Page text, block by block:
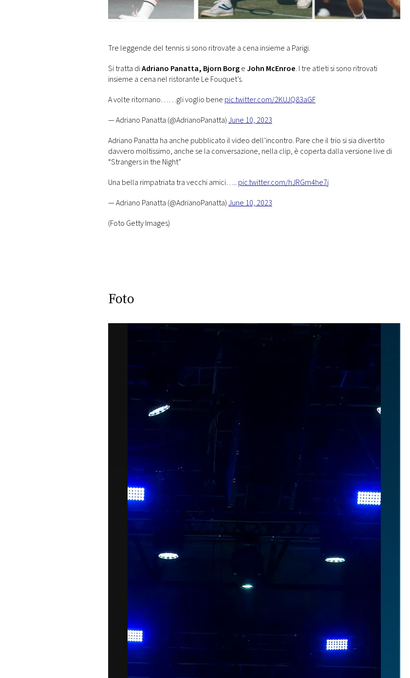
DI
MONACO
RMC
CONSIGLIA
Tre leggende del tennis si sono ritrovate a cena insieme a Parigi.
Si tratta diAdriano Panatta, Bjorn BorgeJohn McEnroe. I tre atleti si sono ritrovati
insieme a cena nel ristorante Le Fouquet’s.
A volte ritornano……gli voglio bene pic.twitter.com/2KUJQ83aGF
— Adriano Panatta (@AdrianoPanatta)June 10, 2023
Adriano Panatta ha anche pubblicato il video dell’incontro. Pare che il trio si sia divertito
davvero moltissimo, anche se la conversazione, nella clip, è coperta dalla versione live di
“Strangers in the Night”
Una bella rimpatriata tra vecchi amici….. pic.twitter.com/hJRGm4he7j
— Adriano Panatta (@AdrianoPanatta)June 10, 2023
(Foto Getty Images)
Foto